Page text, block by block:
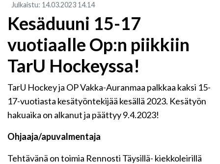
Julkaistu: 14.03.2023 14.14
Kesäduuni 15-17
vuotiaalle Op:n piikkiin
TarU Hockeyssa!
TarU Hockey ja OP Vakka-Auranmaa palkkaa kaksi 15-
17-vuotiasta kesätyöntekijää kesällä 2023. Kesätyön
hakuaika on alkanut ja päättyy 9.4.2023!
Ohjaaja/apuvalmentaja
Tehtävänä on toimia Rennosti Täysillä- kiekkoleirillä